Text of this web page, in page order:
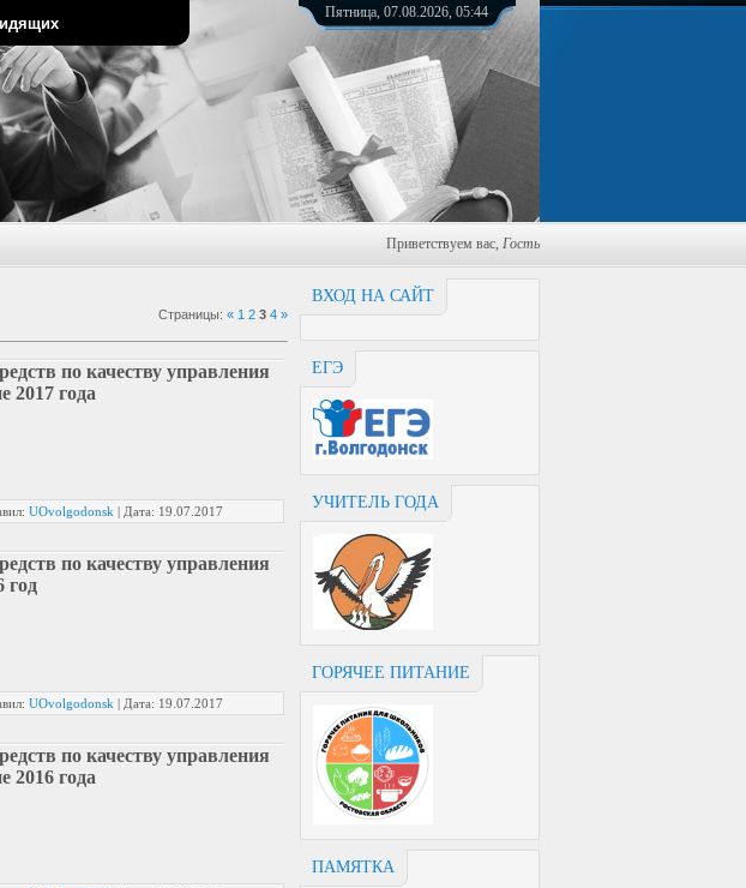
Пятница, 07.08.2026, 05:44
Приветствуем вас, Гость
ВХОД НА САЙТ
ЕГЭ
УЧИТЕЛЬ ГОДА
ГОРЯЧЕЕ ПИТАНИЕ
ПАМЯТКА
Страницы: « 1 2 3 4 »
по качеству управления
2017 года
UOvolgodonsk | Дата: 19.07.2017
по качеству управления
год
UOvolgodonsk | Дата: 19.07.2017
по качеству управления
2016 года